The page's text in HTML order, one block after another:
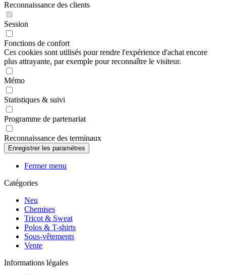
Reconnaissance des clients
Session
Fonctions de confort
Ces cookies sont utilisés pour rendre l'expérience d'achat encore
plus attrayante, par exemple pour reconnaître le visiteur.
Mémo
Statistiques & suivi
Programme de partenariat
Reconnaissance des terminaux
Fermer menu
Catégories
Neu
Chemises
Tricot & Sweat
Polos & T-shirts
Sous-vêtements
Vente
Informations légales